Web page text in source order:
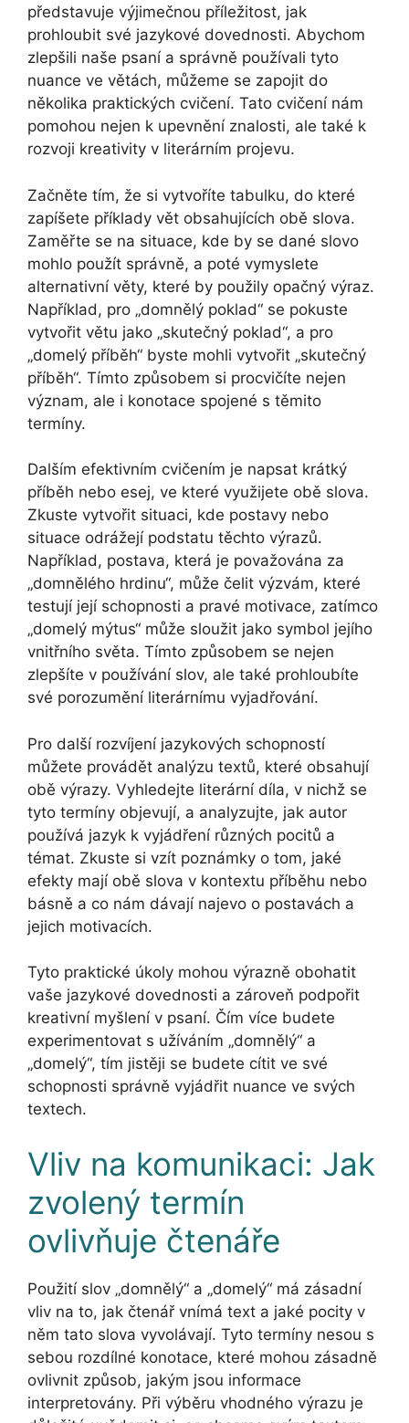
představuje výjimečnou příležitost, jak
prohloubit své jazykové dovednosti. Abychom
zlepšili naše psaní a správně používali tyto
nuance ve větách, můžeme se zapojit do
několika praktických cvičení. Tato cvičení nám
pomohou nejen k upevnění znalosti, ale také k
rozvoji kreativity v literárním projevu.
Začněte tím, že si vytvoříte tabulku, do které
zapíšete příklady vět obsahujících obě slova.
Zaměřte se na situace, kde by se dané slovo
mohlo použít správně, a poté vymyslete
alternativní věty, které by použily opačný výraz.
Například, pro „domnělý poklad“ se pokuste
vytvořit větu jako „skutečný poklad“, a pro
„domelý příběh“ byste mohli vytvořit „skutečný
příběh“. Tímto způsobem si procvičíte nejen
význam, ale i konotace spojené s těmito
termíny.
Dalším efektivním cvičením je napsat krátký
příběh nebo esej, ve které využijete obě slova.
Zkuste vytvořit situaci, kde postavy nebo
situace odrážejí podstatu těchto výrazů.
Například, postava, která je považována za
„domnělého hrdinu“, může čelit výzvám, které
testují její schopnosti a pravé motivace, zatímco
„domelý mýtus“ může sloužit jako symbol jejího
vnitřního světa. Tímto způsobem se nejen
zlepšíte v používání slov, ale také prohloubíte
své porozumění literárnímu vyjadřování.
Pro další rozvíjení jazykových schopností
můžete provádět analýzu textů, které obsahují
obě výrazy. Vyhledejte literární díla, v nichž se
tyto termíny objevují, a analyzujte, jak autor
používá jazyk k vyjádření různých pocitů a
témat. Zkuste si vzít poznámky o tom, jaké
efekty mají obě slova v kontextu příběhu nebo
básně a co nám dávají najevo o postavách a
jejich motivacích.
Tyto praktické úkoly mohou výrazně obohatit
vaše jazykové dovednosti a zároveň podpořit
kreativní myšlení v psaní. Čím více budete
experimentovat s užíváním „domnělý“ a
„domelý“, tím jistěji se budete cítit ve své
schopnosti správně vyjádřit nuance ve svých
textech.
Vliv na komunikaci: Jak
zvolený termín
ovlivňuje čtenáře
Použití slov „domnělý“ a „domelý“ má zásadní
vliv na to, jak čtenář vnímá text a jaké pocity v
něm tato slova vyvolávají. Tyto termíny nesou s
sebou rozdílné konotace, které mohou zásadně
ovlivnit způsob, jakým jsou informace
interpretovány. Při výběru vhodného výrazu je